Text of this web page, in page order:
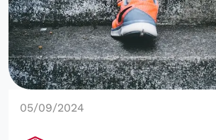
05/09/2024